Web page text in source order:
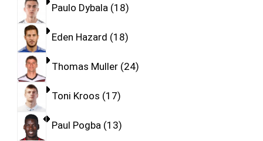
Paulo Dybala 18
Eden Hazard 18
Thomas Muller 24
Toni Kroos 17
Paul Pogba 13